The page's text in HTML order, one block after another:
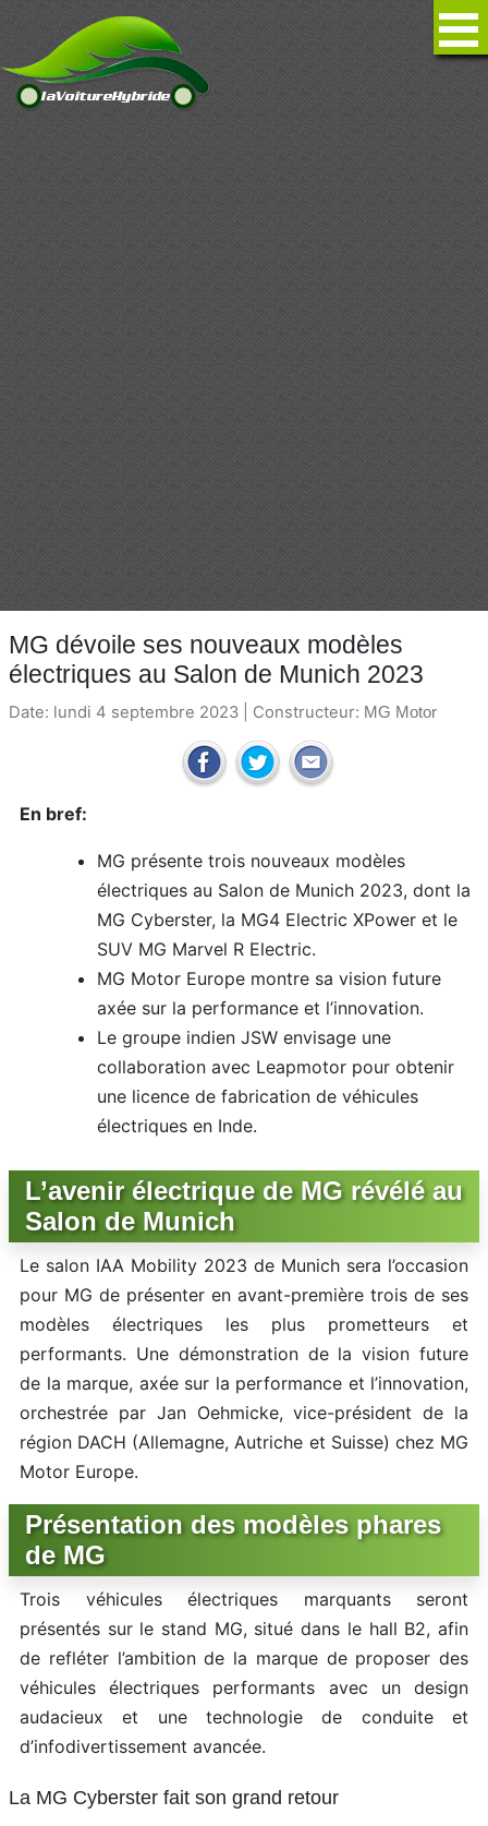
MG dévoile ses nouveaux modèles
électriques au Salon de Munich 2023
Date: lundi 4 septembre 2023 | Constructeur: MG Motor
En bref:
MG présente trois nouveaux modèles
électriques au Salon de Munich 2023, dont la
MG Cyberster, la MG4 Electric XPower et le
SUV MG Marvel R Electric.
MG Motor Europe montre sa vision future
axée sur la performance et l’innovation.
Le groupe indien JSW envisage une
collaboration avec Leapmotor pour obtenir
une licence de fabrication de véhicules
électriques en Inde.
L’avenir électrique de MG révélé au
Salon de Munich
Le salon IAA Mobility 2023 de Munich sera l’occasion
pour MG de présenter en avant-première trois de ses
modèles électriques les plus prometteurs et
performants. Une démonstration de la vision future
de la marque, axée sur la performance et l’innovation,
orchestrée par Jan Oehmicke, vice-président de la
région DACH (Allemagne, Autriche et Suisse) chez MG
Motor Europe.
Présentation des modèles phares
de MG
Trois véhicules électriques marquants seront
présentés sur le stand MG, situé dans le hall B2, afin
de refléter l’ambition de la marque de proposer des
véhicules électriques performants avec un design
audacieux et une technologie de conduite et
d’infodivertissement avancée.
La MG Cyberster fait son grand retour